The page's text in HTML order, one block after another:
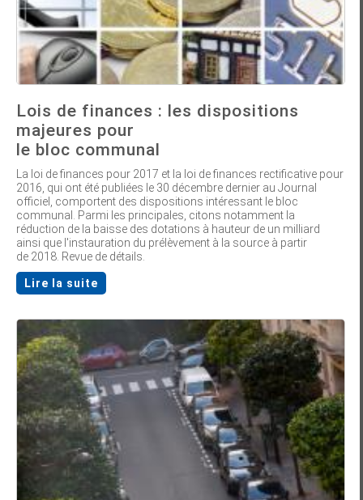
Lois de finances : les dispositions
majeures pour
le bloc communal
La loi de finances pour 2017 et la loi de finances rectificative pour
2016, qui ont été publiées le 30 décembre dernier au Journal
officiel, comportent des dispositions intéressant le bloc
communal. Parmi les principales, citons notamment la
réduction de la baisse des dotations à hauteur de un milliard
ainsi que l'instauration du prélèvement à la source à partir
de 2018. Revue de détails.
Lire la suite